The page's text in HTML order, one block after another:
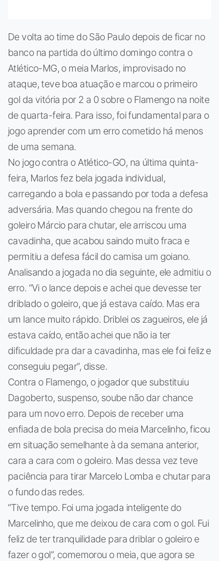
De volta ao time do São Paulo depois de ficar no
banco na partida do último domingo contra o
Atlético-MG, o meia Marlos, improvisado no
ataque, teve boa atuação e marcou o primeiro
gol da vitória por 2 a 0 sobre o Flamengo na noite
de quarta-feira. Para isso, foi fundamental para o
jogo aprender com um erro cometido há menos
de uma semana.
No jogo contra o Atlético-GO, na última quinta-
feira, Marlos fez bela jogada individual,
carregando a bola e passando por toda a defesa
adversária. Mas quando chegou na frente do
goleiro Márcio para chutar, ele arriscou uma
cavadinha, que acabou saindo muito fraca e
permitiu a defesa fácil do camisa um goiano.
Analisando a jogada no dia seguinte, ele admitiu o
erro. “Vi o lance depois e achei que devesse ter
driblado o goleiro, que já estava caído. Mas era
um lance muito rápido. Driblei os zagueiros, ele já
estava caído, então achei que não ia ter
dificuldade pra dar a cavadinha, mas ele foi feliz e
conseguiu pegar”, disse.
Contra o Flamengo, o jogador que substituiu
Dagoberto, suspenso, soube não dar chance
para um novo erro. Depois de receber uma
enfiada de bola precisa do meia Marcelinho, ficou
em situação semelhante à da semana anterior,
cara a cara com o goleiro. Mas dessa vez teve
paciência para tirar Marcelo Lomba e chutar para
o fundo das redes.
“Tive tempo. Foi uma jogada inteligente do
Marcelinho, que me deixou de cara com o gol. Fui
feliz de ter tranquilidade para driblar o goleiro e
fazer o gol”, comemorou o meia, que agora se